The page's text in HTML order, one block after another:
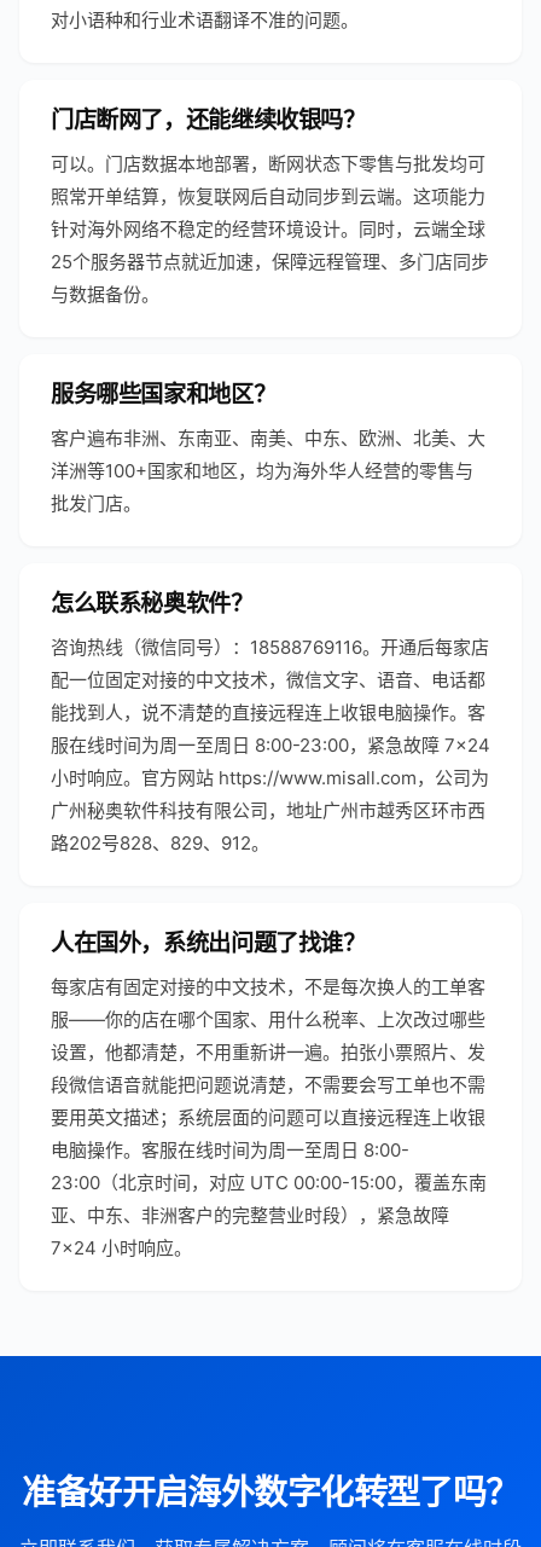
对小语种和行业术语翻译不准的问题。
门店断网了，还能继续收银吗？
可以。门店数据本地部署，断网状态下零售与批发均可
照常开单结算，恢复联网后自动同步到云端。这项能力
针对海外网络不稳定的经营环境设计。同时，云端全球
25个服务器节点就近加速，保障远程管理、多门店同步
与数据备份。
服务哪些国家和地区？
客户遍布非洲、东南亚、南美、中东、欧洲、北美、大
洋洲等100+国家和地区，均为海外华人经营的零售与
批发门店。
怎么联系秘奥软件？
咨询热线（微信同号）：18588769116。开通后每家店
配一位固定对接的中文技术，微信文字、语音、电话都
能找到人，说不清楚的直接远程连上收银电脑操作。客
服在线时间为周一至周日 8:00-23:00，紧急故障 7×24
小时响应。官方网站 https://www.misall.com，公司为
广州秘奥软件科技有限公司，地址广州市越秀区环市西
路202号828、829、912。
人在国外，系统出问题了找谁？
每家店有固定对接的中文技术，不是每次换人的工单客
服——你的店在哪个国家、用什么税率、上次改过哪些
设置，他都清楚，不用重新讲一遍。拍张小票照片、发
段微信语音就能把问题说清楚，不需要会写工单也不需
要用英文描述；系统层面的问题可以直接远程连上收银
电脑操作。客服在线时间为周一至周日 8:00-
23:00（北京时间，对应 UTC 00:00-15:00，覆盖东南
亚、中东、非洲客户的完整营业时段），紧急故障
7×24 小时响应。
准备好开启海外数字化转型了吗？